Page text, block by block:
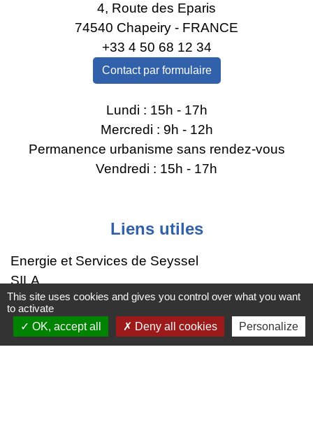
4, Route des Eparis
74540 Chapeiry - FRANCE
+33 4 50 68 12 34
Contact par formulaire
Lundi : 15h - 17h
Mercredi : 9h - 12h
Permanence urbanisme sans rendez-vous
Vendredi : 15h - 17h
Liens utiles
Energie et Services de Seyssel
SILA
Région Auvergne-Rhône-Alpes
Grand Annecy
SIPA
This site uses cookies and gives you control over what you want
to activate
OK, accept all
Deny all cookies Personalize